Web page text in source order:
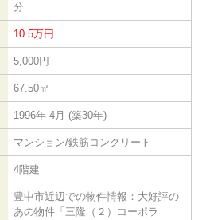
分
10.5万円
5,000円
67.50㎡
1996年 4月 (築30年)
マンション/鉄筋コンクリート
4階建
豊中市近辺での物件情報：大好評の
あの物件「三隆（２）コーポラ